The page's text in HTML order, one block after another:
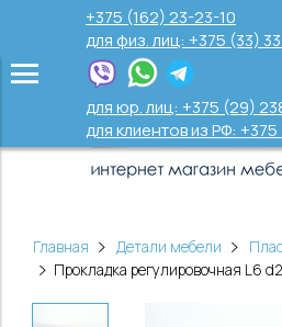
+375 (162) 23-23-10
для физ. лиц: +375 (33)
для юр. лиц: +375 (29)
для клиентов из РФ:
Главная Детали мебели
Прокладка регулировочная L6